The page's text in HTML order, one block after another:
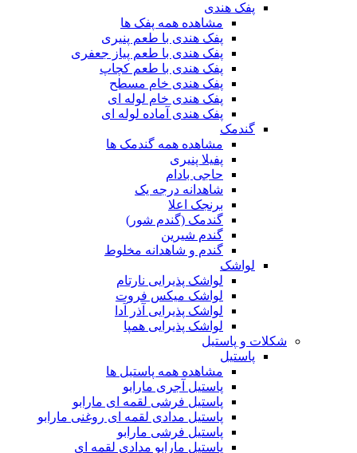
پفک هندی
مشاهده همه پفک ها
پفک هندی با طعم پنیری
پفک هندی با طعم پیاز جعفری
پفک هندی با طعم کچاپ
پفک هندی خام مسطح
پفک هندی خام لوله ای
پفک هندی آماده لوله ای
گندمک
مشاهده همه گندمک ها
پفیلا پنیری
حاجی بادام
شاهدانه درجه یک
برنجک اعلا
گندمک (گندم شور)
گندم شیرین
گندم و شاهدانه مخلوط
لواشک
لواشک پذیرایی نارتام
لواشک میکس فروت
لواشک پذیرایی آذر آدا
لواشک پذیرایی همپا
شکلات و پاستیل
پاستیل
مشاهده همه پاستیل ها
پاستیل آجری مارابو
پاستیل فرشی لقمه ای مارابو
پاستیل مدادی لقمه ای روغنی مارابو
پاستیل فرشی مارابو
پاستیل مارابو مدادی لقمه ای